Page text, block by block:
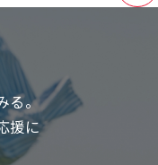
る。
援に